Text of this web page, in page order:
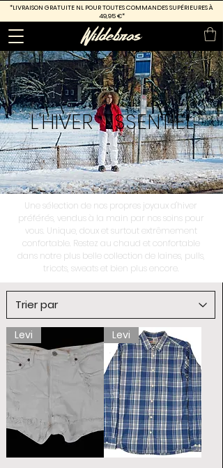
*LIVRAISON GRATUITE NL POUR TOUTES COMMANDES SUPÉRIEURES À
49,95 €*
L'HIVER ESSENTIEL
Une sélection de nos propres joyaux d'hiver
préférés, vendus à la main par nos soins pour
vous. Unique, doux et surtout extrêmement
confortable. Restez au chaud et confortable
dans notre plus belle collection de laines, pulls,
tricots, sweats et bien plus encore.
Levi Levi